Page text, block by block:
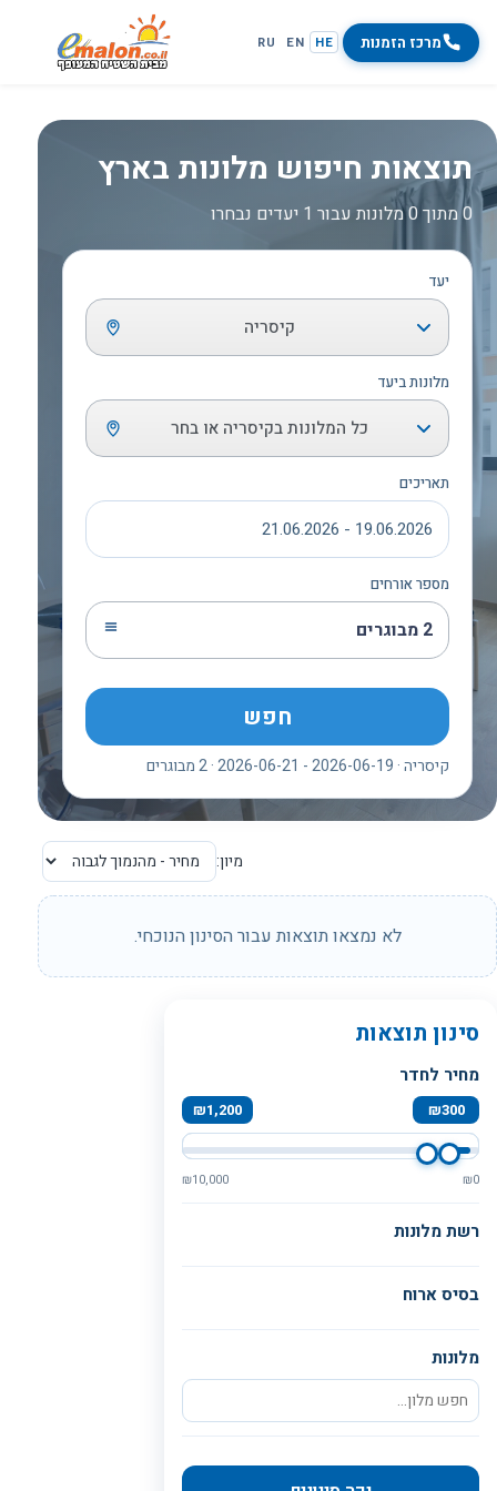
מרכז הזמנות HE
EN
RU
תוצאות חיפוש מלונות בארץ
0 מתוך 0 מלונות עבור 1 יעדים נבחרו
יעד
קיסריה
מלונות ביעד
כל המלונות בקיסריה או בחר
תאריכים
19.06.2026 - 21.06.2026
מספר אורחים
2 מבוגרים
חפש
קיסריה · 2026-06-19 - 2026-06-21 · 2 מבוגרים
מיון:
לא נמצאו תוצאות עבור הסינון הנוכחי.
סינון תוצאות
מחיר לחדר
₪300
₪1,200
₪0
₪10,000
רשת מלונות
בסיס ארוח
מלונות